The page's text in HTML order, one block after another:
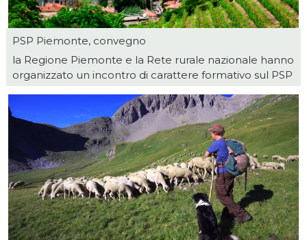
PSP Piemonte, convegno
la Regione Piemonte e la Rete rurale nazionale hanno
organizzato un incontro di carattere formativo sul PSP